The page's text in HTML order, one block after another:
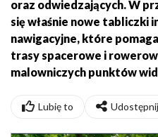
oraz odwiedzających. W
się właśnie nowe tabliczki
nawigacyjne, które
trasy spacerowe i
malowniczych punktów
Lubię to Udostępnij